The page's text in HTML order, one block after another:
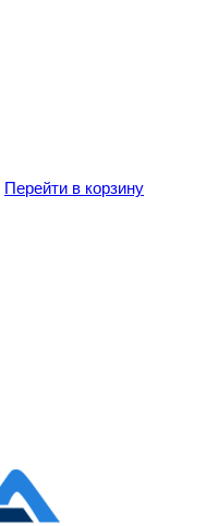
Перейти в корзину